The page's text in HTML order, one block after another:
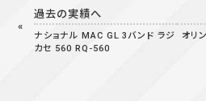
過去の実績へ
ナショナル MAC GL 3バンド ラジ
カセ 560 RQ-560
オリ